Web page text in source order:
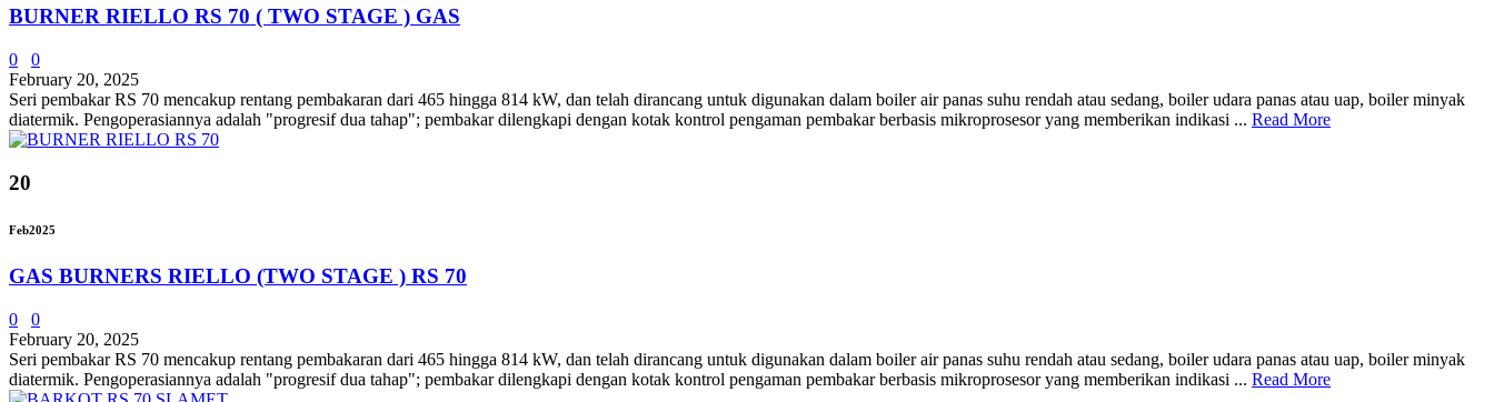
BURNER RIELLO RS 70 ( TWO STAGE ) GAS
0
0
February 20, 2025
Seri pembakar RS 70 mencakup rentang pembakaran dari 465 hingga 814 kW, dan telah dirancang untuk digunakan dalam boiler air panas suhu rendah atau sedang, boiler udara panas atau uap, boiler minyak
diatermik. Pengoperasiannya adalah "progresif dua tahap"; pembakar dilengkapi dengan kotak kontrol pengaman pembakar berbasis mikroprosesor yang memberikan indikasi ... Read More
20
Feb2025
GAS BURNERS RIELLO (TWO STAGE ) RS 70
0
0
February 20, 2025
Seri pembakar RS 70 mencakup rentang pembakaran dari 465 hingga 814 kW, dan telah dirancang untuk digunakan dalam boiler air panas suhu rendah atau sedang, boiler udara panas atau uap, boiler minyak
diatermik. Pengoperasiannya adalah "progresif dua tahap"; pembakar dilengkapi dengan kotak kontrol pengaman pembakar berbasis mikroprosesor yang memberikan indikasi ... Read More